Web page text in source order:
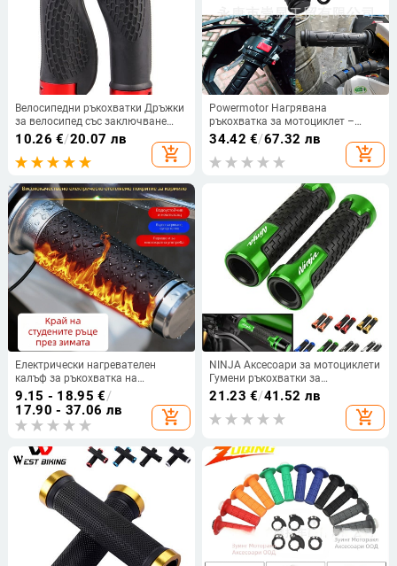
Велосипедни ръкохватки Дръжки
за велосипед със заключване
Кормило с двустранно
заключване Кормило за менгеме
MTB Кормило за велосипеди
велосипеди за велосипеди
10.26 €/20.07 лв
add_shopping_cart
Powermotor Нагрявана
ръкохватка за мотоциклет –
енергоспестяваща, регулируема,
водоустойчива, универсална,
гума
34.42 €/67.32 лв
add_shopping_cart
Електрически нагревателен
калъф за ръкохватка на
мотоциклет, водоустойчив,
антихлъзгав, износоустойчив,
универсален
9.15 - 18.95 €/
17.90 - 37.06 лв
add_shopping_cart
NINJA Аксесоари за мотоциклети
Гумени ръкохватки за
ръкохватки Бар Краен гел за
Kawasaki Ninja 250 300 400 650
1000 H2 H2R 250R 2013-2022
21.23 €/41.52 лв
add_shopping_cart